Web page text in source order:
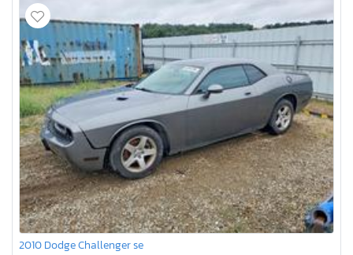
2010 Dodge Challenger se